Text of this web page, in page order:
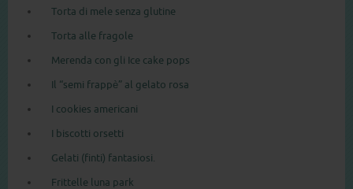
Torta di mele senza glutine
Torta alle fragole
Merenda con gli Ice cake pops
Il “semi frappè” al gelato rosa
I cookies americani
I biscotti orsetti
Gelati (finti) fantasiosi.
Frittelle luna park